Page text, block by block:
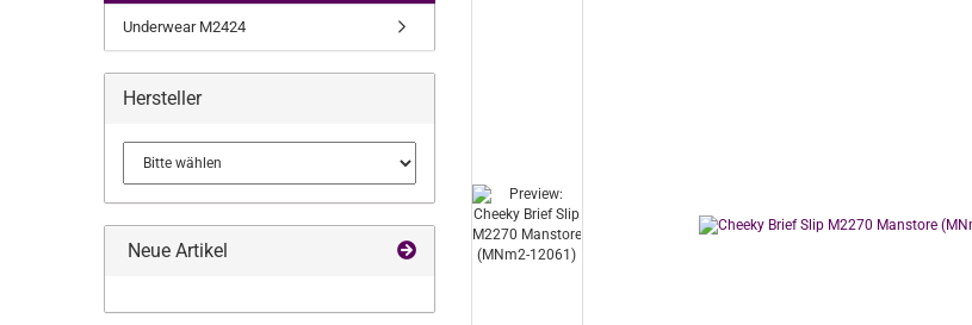
Underwear M2424
Hersteller
Neue Artikel